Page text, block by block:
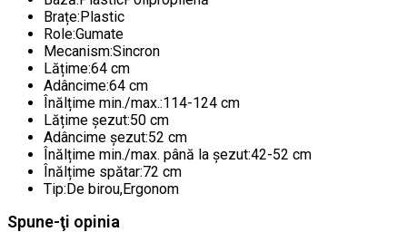
Brațe:Plastic
Role:Gumate
Mecanism:Sincron
Lățime:64 cm
Adâncime:64 cm
Înălțime min./max.:114-124 cm
Lățime șezut:50 cm
Adâncime șezut:52 cm
Înălțime min./max. până la șezut:42-52 cm
Înălțime spătar:72 cm
Tip:De birou,Ergonom
Spune-ţi opinia